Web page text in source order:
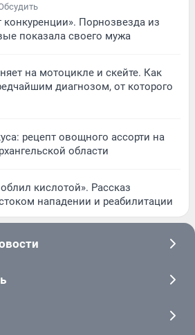
Порнозвезда из
показала своего мужа
на мотоцикле и скейте. Как
диагнозом, от которого
рецепт овощного ассорти на
области
кислотой». Рассказ
нападении и реабилитации